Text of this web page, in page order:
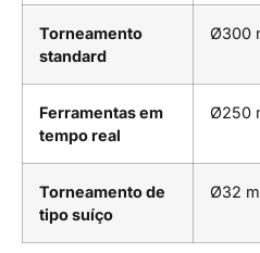
Torneamento
standard
Ø300
Ferramentas em
tempo real
Ø250
Torneamento de
tipo suíço
Ø32